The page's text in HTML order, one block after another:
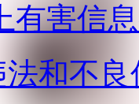
有害信
法和不